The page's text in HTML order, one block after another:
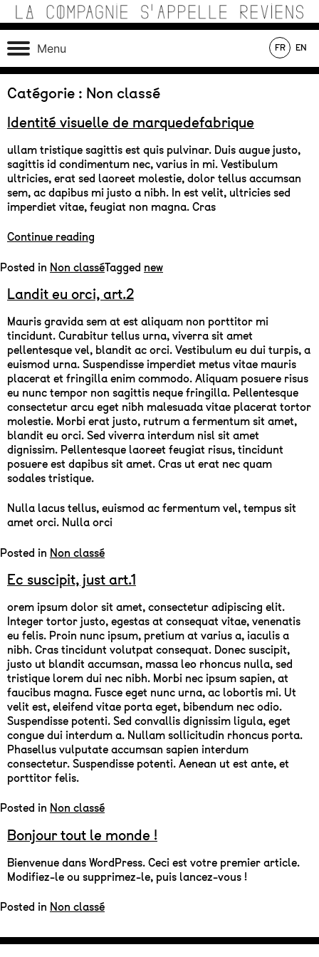
Skip
to
contentLa Compagnie s'Appelle
Théâtre de recherche où se croisent marionnettes,
matériaux, machines, acteurs et compositions sonores au
service d’une écriture poétique.
Menu FR EN
En tournée En création
Catégorie : Non classé
Identité visuelle de marquedefabrique
ullam tristique sagittis est quis pulvinar. Duis augue justo,
sagittis id condimentum nec, varius in mi. Vestibulum
ultricies, erat sed laoreet molestie, dolor tellus accumsan
sem, ac dapibus mi justo a nibh. In est velit, ultricies sed
imperdiet vitae, feugiat non magna. Cras
Continue reading
de
marquedefabrique »
Posted in Non classéTagged new
Landit eu orci, art.2
Mauris gravida sem at est aliquam non porttitor mi
tincidunt. Curabitur tellus urna, viverra sit amet
pellentesque vel, blandit ac orci. Vestibulum eu dui turpis, a
euismod urna. Suspendisse imperdiet metus vitae mauris
placerat et fringilla enim commodo. Aliquam posuere risus
eu nunc tempor non sagittis neque fringilla. Pellentesque
consectetur arcu eget nibh malesuada vitae placerat tortor
molestie. Morbi erat justo, rutrum a fermentum sit amet,
blandit eu orci. Sed viverra interdum nisl sit amet
dignissim. Pellentesque laoreet feugiat risus, tincidunt
posuere est dapibus sit amet. Cras ut erat nec quam
sodales tristique.
Nulla lacus tellus, euismod ac fermentum vel, tempus sit
amet orci. Nulla orci
Posted in Non classé
Ec suscipit, just art.1
orem ipsum dolor sit amet, consectetur adipiscing elit.
Integer tortor justo, egestas at consequat vitae, venenatis
eu felis. Proin nunc ipsum, pretium at varius a, iaculis a
nibh. Cras tincidunt volutpat consequat. Donec suscipit,
justo ut blandit accumsan, massa leo rhoncus nulla, sed
tristique lorem dui nec nibh. Morbi nec ipsum sapien, at
faucibus magna. Fusce eget nunc urna, ac lobortis mi. Ut
velit est, eleifend vitae porta eget, bibendum nec odio.
Suspendisse potenti. Sed convallis dignissim ligula, eget
congue dui interdum a. Nullam sollicitudin rhoncus porta.
Phasellus vulputate accumsan sapien interdum
consectetur. Suspendisse potenti. Aenean ut est ante, et
porttitor felis.
Posted in Non classé
Bonjour tout le monde !
Bienvenue dans WordPress. Ceci est votre premier article.
Modifiez-le ou supprimez-le, puis lancez-vous !
Posted in Non classé